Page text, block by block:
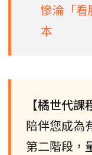
慘淪「看
本
【橘世代課
陪伴您成為
第二階段，